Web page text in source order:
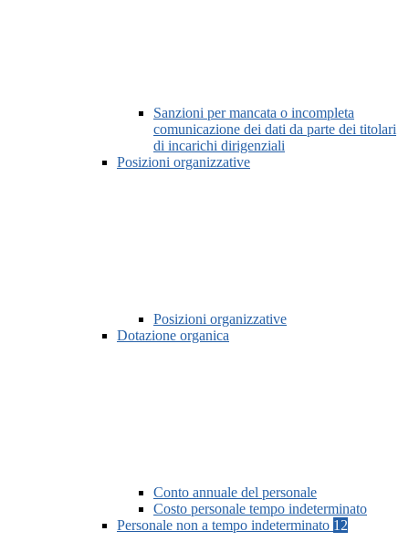
Sanzioni per mancata o incompleta
comunicazione dei dati da parte dei titolari
di incarichi dirigenziali
Posizioni organizzative
Posizioni organizzative
Dotazione organica
Conto annuale del personale
Costo personale tempo indeterminato
Personale non a tempo indeterminato 12